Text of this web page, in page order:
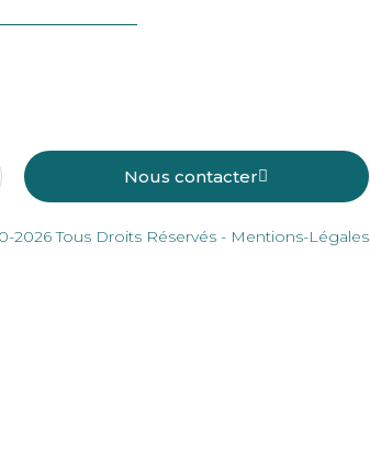
Nous contacter
2026 Tous Droits Réservés - Mentions-Légales